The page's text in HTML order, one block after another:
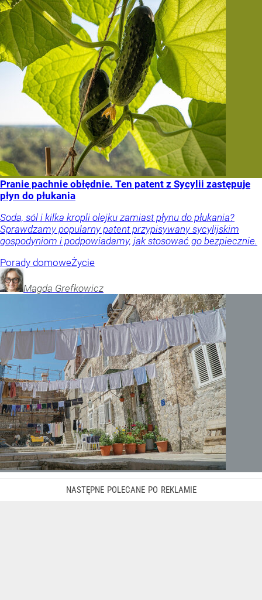
Pranie pachnie obłędnie. Ten patent z Sycylii zastępuje
płyn do płukania
Soda, sól i kilka kropli olejku zamiast płynu do płukania?
Sprawdzamy popularny patent przypisywany sycylijskim
gospodyniom i podpowiadamy, jak stosować go bezpiecznie.
Porady domoweŻycie
Magda Grefkowicz